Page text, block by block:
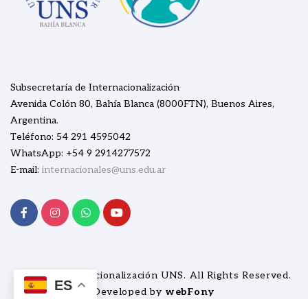
Subsecretaría de Internacionalización
Avenida Colón 80, Bahía Blanca (8000FTN), Buenos Aires,
Argentina.
Teléfono: 54 291 4595042
WhatsApp: +54 9 2914277572
E-mail: internacionales@uns.edu.ar
© 2026 Internacionalización UNS. All Rights Reserved.
Developed by webFony
ES